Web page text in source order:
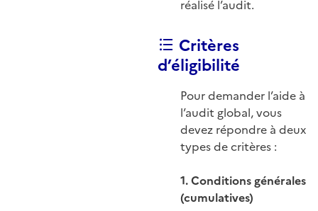
réalisé l’audit.
Critères
d’éligibilité
Pour demander l’aide à
l’audit global, vous
devez répondre à deux
types de critères :
1. Conditions générales
(cumulatives)